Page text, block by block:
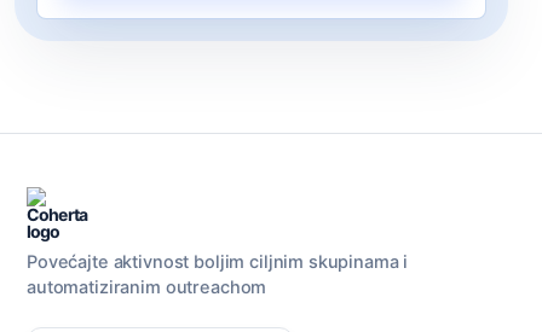
Povećajte aktivnost boljim ciljnim skupinama i
automatiziranim outreachom